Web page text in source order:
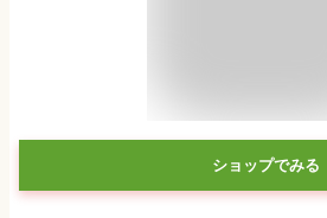
ショップでみる